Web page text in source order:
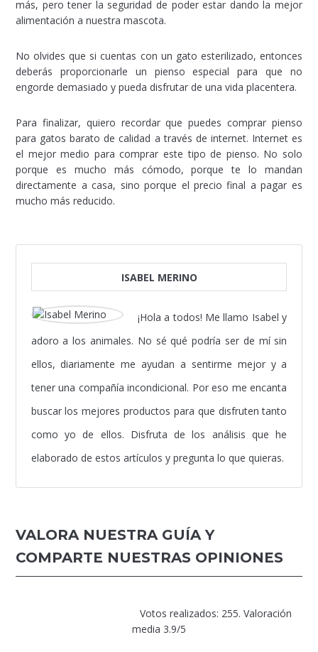
más, pero tener la seguridad de poder estar dando la mejor
alimentación a nuestra mascota.
No olvides que si cuentas con un gato esterilizado, entonces
deberás proporcionarle un pienso especial para que no
engorde demasiado y pueda disfrutar de una vida placentera.
Para finalizar, quiero recordar que puedes comprar pienso
para gatos barato de calidad a través de internet. Internet es
el mejor medio para comprar este tipo de pienso. No solo
porque es mucho más cómodo, porque te lo mandan
directamente a casa, sino porque el precio final a pagar es
mucho más reducido.
ISABEL MERINO
¡Hola a todos! Me llamo Isabel y
adoro a los animales. No sé qué podría ser de mí sin
ellos, diariamente me ayudan a sentirme mejor y a
tener una compañía incondicional. Por eso me encanta
buscar los mejores productos para que disfruten tanto
como yo de ellos. Disfruta de los análisis que he
elaborado de estos artículos y pregunta lo que quieras.
VALORA NUESTRA GUÍA Y
COMPARTE NUESTRAS OPINIONES
Votos realizados: 255. Valoración
media 3.9/5